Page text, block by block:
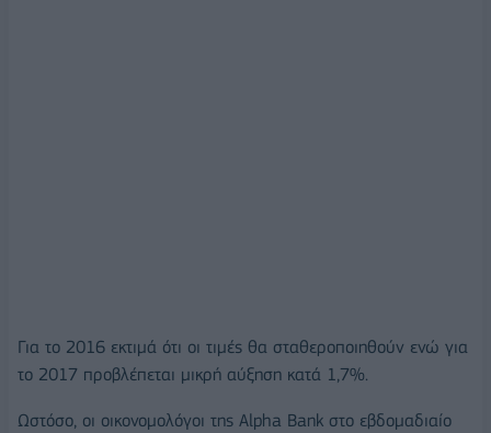
Για το 2016 εκτιμά ότι οι τιμές θα σταθεροποιηθούν ενώ για
το 2017 προβλέπεται μικρή αύξηση κατά 1,7%.
Ωστόσο, οι οικονομολόγοι της Alpha Bank στο εβδομαδιαίο